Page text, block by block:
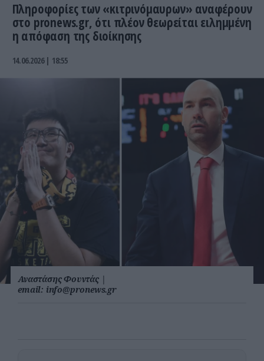
Πληροφορίες των «κιτρινόμαυρων» αναφέρουν
στο pronews.gr, ότι πλέον θεωρείται ειλημμένη
η απόφαση της διοίκησης
14.06.2026 | 18:55
Αναστάσης Φουντάς |
email: info@pronews.gr